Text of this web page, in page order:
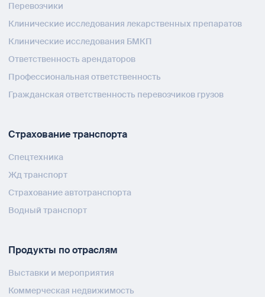
Перевозчики
Клинические исследования лекарственных препаратов
Клинические исследования БМКП
Ответственность арендаторов
Профессиональная ответственность
Гражданская ответственность перевозчиков грузов
Страхование транспорта
Спецтехника
Жд транспорт
Страхование автотранспорта
Водный транспорт
Продукты по отраслям
Выставки и мероприятия
Коммерческая недвижимость